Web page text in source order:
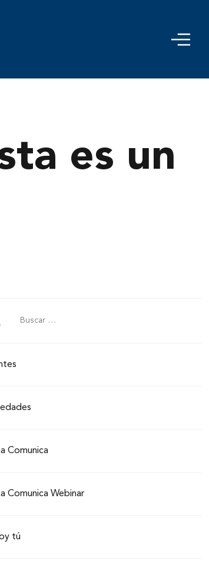
es un
Comunica
Comunica Webinar
tú